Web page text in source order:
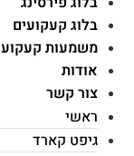
בלוג קעקועים
משמעות קעקועים
אודות
צור קשר
ראשי
גיפט קארד